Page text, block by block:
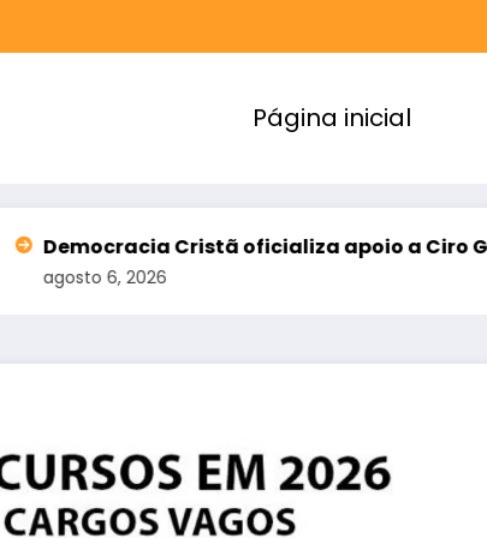
Página inicial
Cristã oficializa apoio a Ciro Gomes e
2026